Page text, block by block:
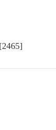
2465]